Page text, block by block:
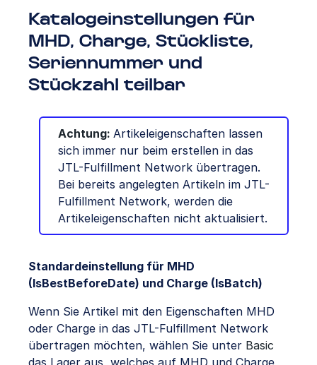
Katalogeinstellungen für
MHD, Charge, Stückliste,
Seriennummer und
Stückzahl teilbar
Achtung: Artikeleigenschaften lassen
sich immer nur beim erstellen in das
JTL-Fulfillment Network übertragen.
Bei bereits angelegten Artikeln im JTL-
Fulfillment Network, werden die
Artikeleigenschaften nicht aktualisiert.
Standardeinstellung für MHD
(IsBestBeforeDate) und Charge (IsBatch)
Wenn Sie Artikel mit den Eigenschaften MHD
oder Charge in das JTL-Fulfillment Network
übertragen möchten, wählen Sie unter Basic
das Lager aus, welches auf MHD und Charge